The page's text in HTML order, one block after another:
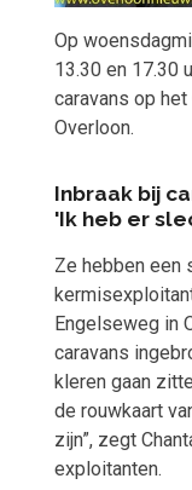
Op
13.30 en 17.30
caravans op
Overloon.
Inbraak bij
'Ik heb er
Ze hebben een
Engelseweg in
caravans
kleren gaan
de rouwkaart
zijn”, zegt
exploitanten.